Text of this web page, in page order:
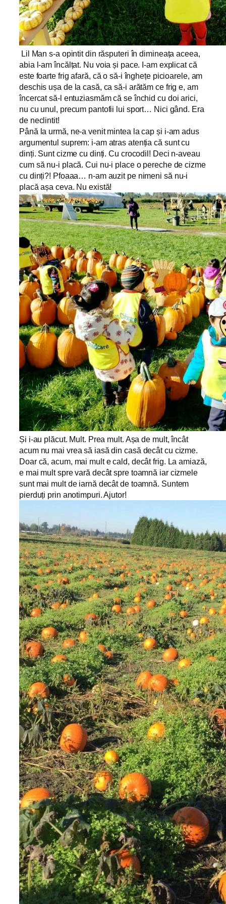
Lil Man s-a opintit din răsputeri în dimineața aceea,
abia l-am încălțat. Nu voia și pace. I-am explicat că
este foarte frig afară, că o să-i înghețe picioarele, am
deschis ușa de la casă, ca să-i arătăm ce frig e, am
încercat să-l entuziasmăm că se închid cu doi arici,
nu cu unul, precum pantofii lui sport… Nici gând. Era
de neclintit!
Până la urmă, ne-a venit mintea la cap și i-am adus
argumentul suprem: i-am atras atenția că sunt cu
dinți. Sunt cizme cu dinți. Cu crocodil! Deci n-aveau
cum să nu-i placă. Cui nu-i place o pereche de cizme
cu dinți?! Pfoaaa… n-am auzit pe nimeni să nu-i
placă așa ceva. Nu există!
Și i-au plăcut. Mult. Prea mult. Așa de mult, încât
acum nu mai vrea să iasă din casă decât cu cizme.
Doar că, acum, mai mult e cald, decât frig. La amiază,
e mai mult spre vară decât spre toamnă iar cizmele
sunt mai mult de iarnă decât de toamnă. Suntem
pierduți prin anotimpuri. Ajutor!